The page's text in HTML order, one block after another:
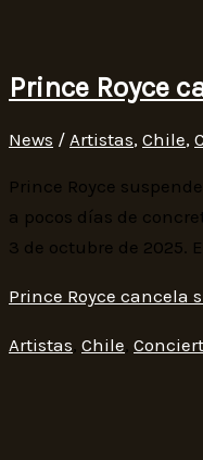
Prince Royce
News / Artistas, Chile,
Prince Royce
a pocos días de
3 de octubre de 2025.
Prince Royce cancela
Artistas, Chile,